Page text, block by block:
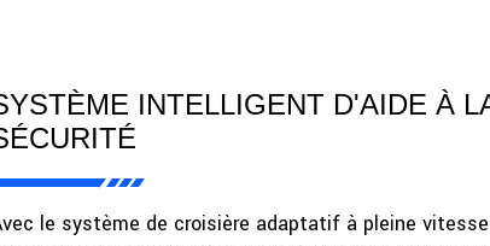
INTELLIGENT D'AIDE À
le système de croisière adaptatif à pleine